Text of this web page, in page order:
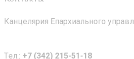
Канцелярия Епархиального
Tел.: +7 (342) 215-51-18